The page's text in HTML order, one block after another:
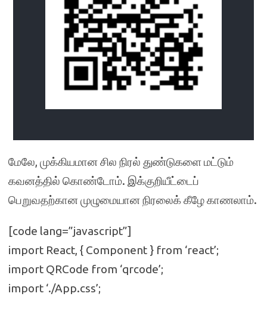
மேலே, முக்கியமான சில நிரல் துண்டுகளை மட்டும்
கவனத்தில் கொண்டோம். இக்குறியீட்டைப்
பெறுவதற்கான முழுமையான நிரலைக் கீழே காணலாம்.
[code lang=”javascript”]
import React, { Component } from ‘react’;
import QRCode from ‘qrcode’;
import ‘./App.css’;